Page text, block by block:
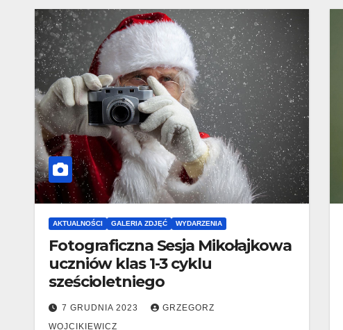
AKTUALNOŚCI GALERIA ZDJĘĆ WYDARZENIA
Fotograficzna Sesja Mikołajkowa
uczniów klas 1-3 cyklu
sześcioletniego
7 GRUDNIA 2023
GRZEGORZ
WOJCIKIEWICZ